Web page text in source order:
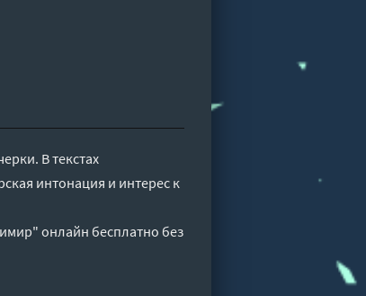
В текстах
интонация и интерес к
онлайн бесплатно без